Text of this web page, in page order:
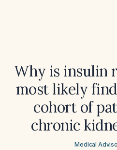
Why is insulin
most likely
cohort of
chronic
Medical